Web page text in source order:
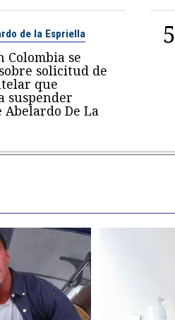
de la Espriella
se
solicitud de
que
suspender
Abelardo De La
5